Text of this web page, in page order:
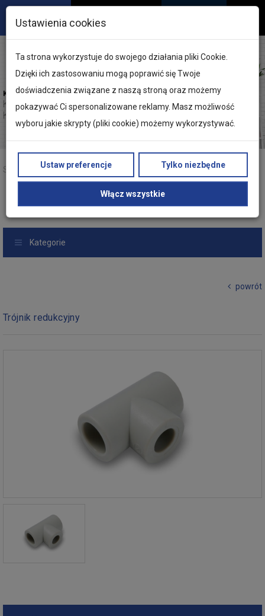
Ustawienia cookies
Ta strona wykorzystuje do swojego działania pliki Cookie.
Dzięki ich zastosowaniu mogą poprawić się Twoje
doświadczenia związane z naszą stroną oraz możemy
pokazywać Ci spersonalizowane reklamy. Masz możliwość
wyboru jakie skrypty (pliki cookie) możemy wykorzystywać.
Ustaw preferencje Tylko niezbędne
Włącz wszystkie
KELLER | Marka dla profesjonalistów
Kotły kondensacyjne
KELLER Cyrkon
Strona główna Produkty
System zgrzewany KELLER PP
Kształtki KELLER PP
Trójnik redukcyjny
Kategorie
powrót
Trójnik redukcyjny